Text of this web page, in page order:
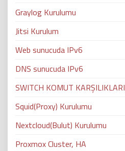
Graylog Kurulumu
Jitsi Kurulum
Web sunucuda IPv6
DNS sunucuda IPv6
SWITCH KOMUT KARŞILIKLARI
Squid(Proxy) Kurulumu
Nextcloud(Bulut) Kurulumu
Proxmox Cluster, HA